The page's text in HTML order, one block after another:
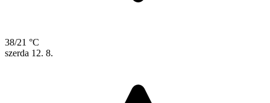
38/21 °C
szerda 12. 8.